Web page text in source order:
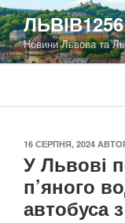
Перейти
до
вмісту
ЛЬВІВ1256
Новини Львова та
ОПУБЛІКОВАНО
16 СЕРПНЯ, 2024
У Львові
п’яного
автобуса